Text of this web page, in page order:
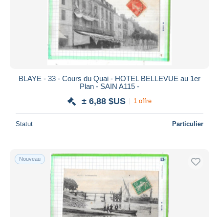
BLAYE - 33 - Cours du Quai - HOTEL BELLEVUE au 1er
Plan - SAIN A115 -
± 6,88 $US 1 offre
Statut Particulier
Nouveau